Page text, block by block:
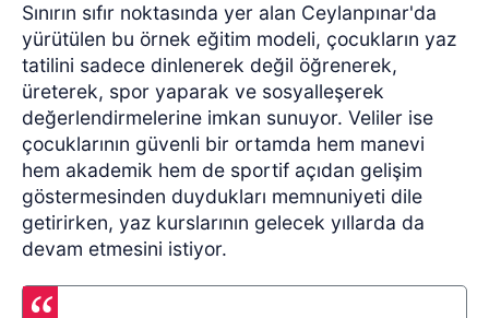
Sınırın sıfır noktasında yer alan Ceylanpınar'da
yürütülen bu örnek eğitim modeli, çocukların yaz
tatilini sadece dinlenerek değil öğrenerek,
üreterek, spor yaparak ve sosyalleşerek
değerlendirmelerine imkan sunuyor. Veliler ise
çocuklarının güvenli bir ortamda hem manevi
hem akademik hem de sportif açıdan gelişim
göstermesinden duydukları memnuniyeti dile
getirirken, yaz kurslarının gelecek yıllarda da
devam etmesini istiyor.